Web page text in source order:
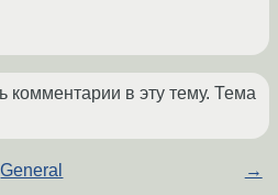
комментарии в эту тему. Тема
General →